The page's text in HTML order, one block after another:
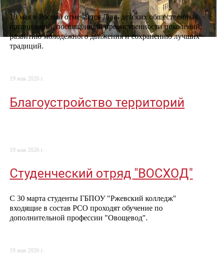
19 мая в России отмечается День детских общественных
организаций, посвящённый преемственности поколений,
развитию молодёжного движения и сохранению лучших
традиций.
19 мая 2026 г.
Благоустройство территорий
19 мая 2026 г.
Студенческий отряд "ВОСХОД"
С 30 марта студенты ГБПОУ "Ржевский колледж"
входящие в состав РСО проходят обучение по
дополнительной профессии "Овощевод".
19 мая 2026 г.